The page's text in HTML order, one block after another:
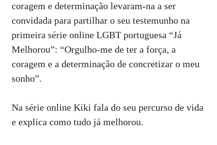
coragem e determinação levaram-na a ser
convidada para partilhar o seu testemunho na
primeira série online LGBT portuguesa “Já
Melhorou”: “Orgulho-me de ter a força, a
coragem e a determinação de concretizar o meu
sonho”.
Na série online Kiki fala do seu percurso de vida
e explica como tudo já melhorou.